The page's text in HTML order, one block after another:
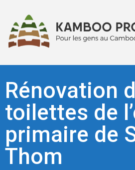
Rénovation
toilettes de
primaire de
Thom